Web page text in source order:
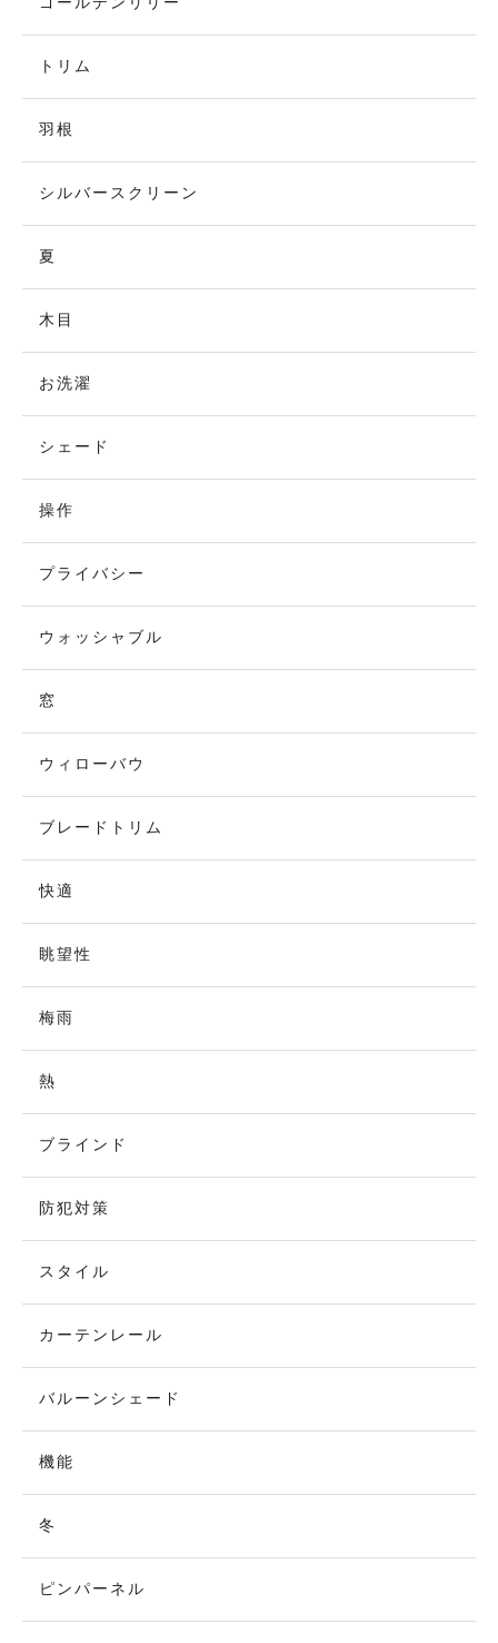
トリム
羽根
シルバースクリーン
夏
木目
お洗濯
シェード
操作
プライバシー
ウォッシャブル
窓
ウィローバウ
ブレードトリム
快適
眺望性
梅雨
熱
ブラインド
防犯対策
スタイル
カーテンレール
バルーンシェード
機能
冬
ピンパーネル